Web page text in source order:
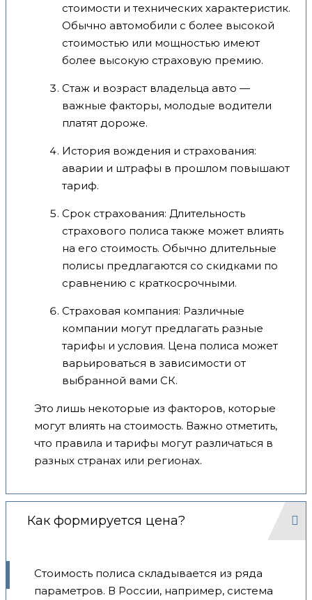
стоимости и технических характеристик.
Обычно автомобили с более высокой
стоимостью или мощностью имеют
более высокую страховую премию.
Стаж и возраст владельца авто —
важные факторы, молодые водители
платят дороже.
История вождения и страхования:
аварии и штрафы в прошлом повышают
тариф.
Срок страхования: Длительность
страхового полиса также может влиять
на его стоимость. Обычно длительные
полисы предлагаются со скидками по
сравнению с краткосрочными.
Страховая компания: Различные
компании могут предлагать разные
тарифы и условия. Цена полиса может
варьироваться в зависимости от
выбранной вами СК.
Это лишь некоторые из факторов, которые
могут влиять на стоимость. Важно отметить,
что правила и тарифы могут различаться в
разных странах или регионах.
Как формируется цена?
Стоимость полиса складывается из ряда
параметров. В России, например, система